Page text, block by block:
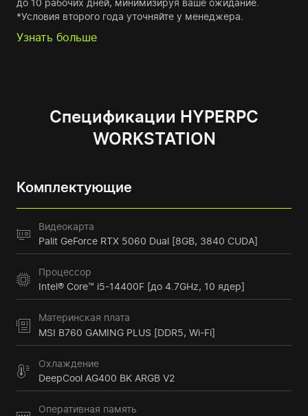
до 10 рабочих дней, минимизируя ваше ожидание.
*Условия второго года уточняйте у менеджера.
Узнать больше
Спецификации HYPERPC
WORKSTATION
Комплектующие
Видеокарта
Palit GeForce RTX 5060 Dual [8GB, 3840 CUDA]
Процессор
Intel® Core™ i5-14400F [до 4.7GHz, 10 ядер]
Материнская плата
MSI B760 GAMING PLUS [DDR5, Wi-Fi]
Охлаждение
DeepCool AG400 BK ARGB V2
Оперативная память